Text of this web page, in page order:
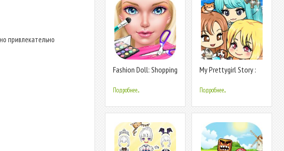
привлекательно
Fashion Doll: Shopping
Games
Подробнее...
My Prettygirl Story :
doll
Подробнее...